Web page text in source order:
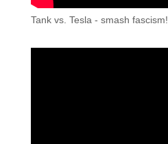
Tank vs. Tesla - smash fascism!